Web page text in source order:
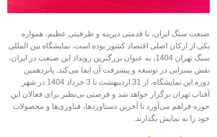
صنعت سنگ ایران، با قدمتی دیرینه و ظرفیتی عظیم، همواره
یکی از ارکان اصلی اقتصاد کشور بوده است. نمایشگاه بین المللی
سنگ تهران 1404، به عنوان بزرگترین رویداد این صنعت در ایران،
نقش بسزایی در توسعه و پیشرفت آن ایفا می‌کند. پانزدهمین
دوره این نمایشگاه، از 31 اردیبهشت تا 3 خرداد 1404 در شهر
آفتاب تهران برگزار خواهد شد و فرصتی بی‌نظیر برای فعالان این
حوزه فراهم می‌آورد تا آخرین دستاوردها، فناوری‌ها و محصولات
خود را به نمایش بگذارند.